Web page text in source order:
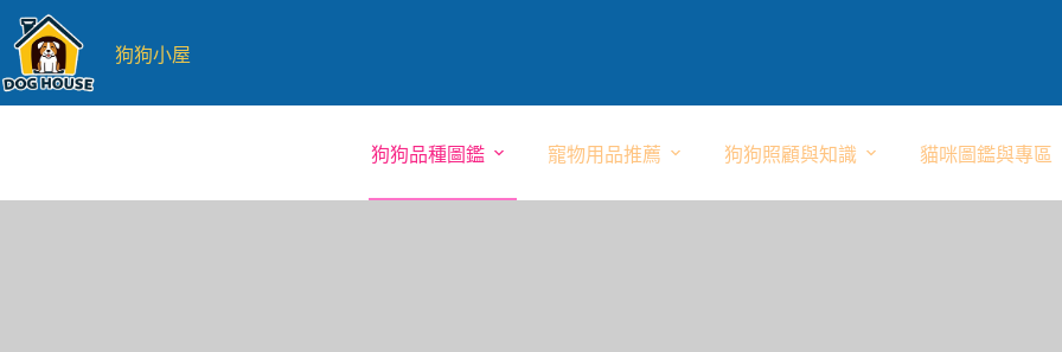
至
狗狗小屋
狗狗品種圖鑑 寵物用品推薦 狗狗照顧與知識 貓咪圖鑑與專區